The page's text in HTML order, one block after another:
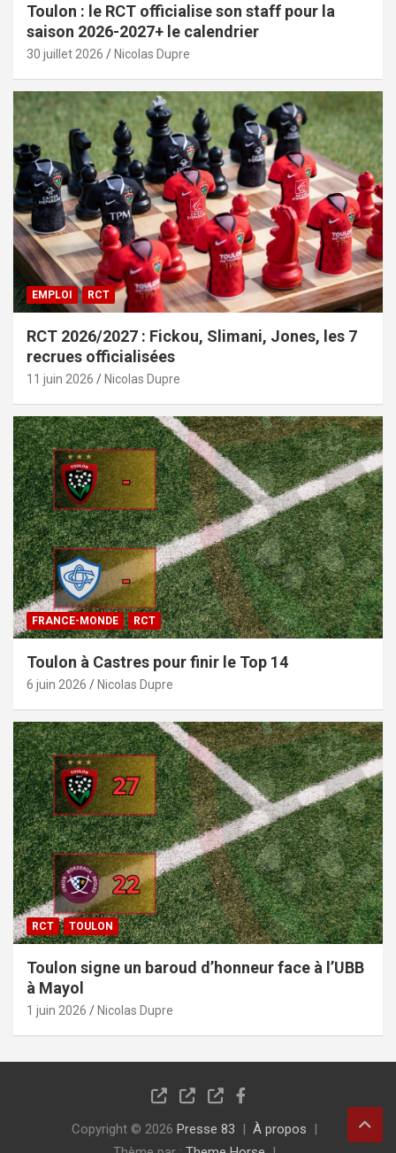
Toulon : le RCT officialise son staff pour la
saison 2026-2027+ le calendrier
30 juillet 2026 Nicolas Dupre
EMPLOI RCT
RCT 2026/2027 : Fickou, Slimani, Jones, les 7
recrues officialisées
11 juin 2026 Nicolas Dupre
FRANCE-MONDE RCT
Toulon à Castres pour finir le Top 14
6 juin 2026 Nicolas Dupre
RCT TOULON
Toulon signe un baroud d’honneur face à l’UBB
à Mayol
1 juin 2026 Nicolas Dupre
Copyright © 2026 Presse 83
À propos